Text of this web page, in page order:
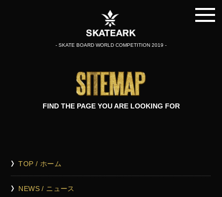
- SKATE BOARD WORLD COMPETITION 2019 -
FIND THE PAGE YOU ARE LOOKING FOR
TOP / ホーム
NEWS / ニュース